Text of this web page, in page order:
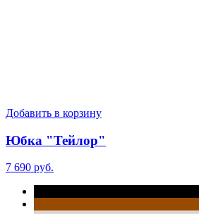
Добавить в корзину
Юбка "Тейлор"
7 690 руб.